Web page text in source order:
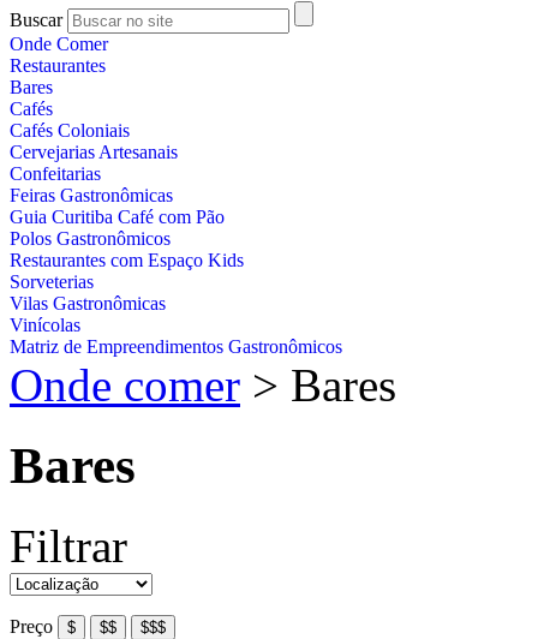
Buscar
Onde Comer
Restaurantes
Bares
Cafés
Cafés Coloniais
Cervejarias Artesanais
Confeitarias
Feiras Gastronômicas
Guia Curitiba Café com Pão
Polos Gastronômicos
Restaurantes com Espaço Kids
Sorveterias
Vilas Gastronômicas
Vinícolas
Matriz de Empreendimentos Gastronômicos
Onde comer > Bares
Bares
Filtrar
Preço